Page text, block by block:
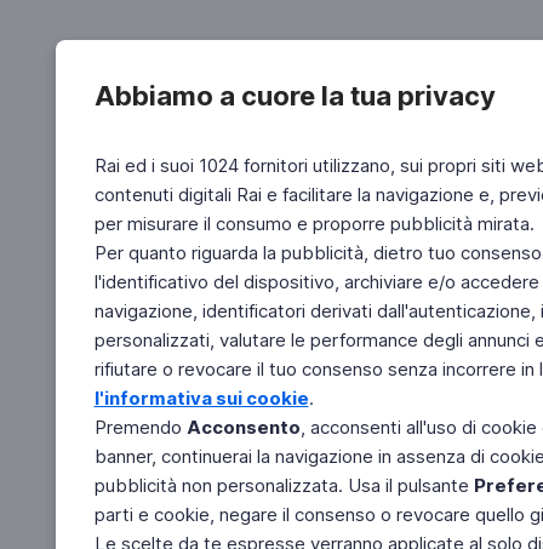
Abbiamo a cuore la tua privacy
Rai ed i suoi 1024 fornitori utilizzano, sui propri siti
contenuti digitali Rai e facilitare la navigazione e,
per misurare il consumo e proporre pubblicità mirata.
Per quanto riguarda la pubblicità, dietro tuo
l'identificativo del dispositivo, archiviare e/o
navigazione, identificatori derivati
personalizzati, valutare le performance degli
rifiutare o revocare il tuo consenso senza incorrere
l'informativa sui cookie.
Premendo Acconsento, acconsenti all'uso di
banner, continuerai la navigazione in assenza di
pubblicità non personalizzata. Usa il pulsante
parti e cookie, negare il consenso o revocare quello
Le scelte da te espresse verranno applicate al solo